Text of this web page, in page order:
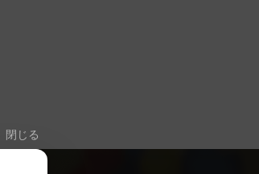
閉じる